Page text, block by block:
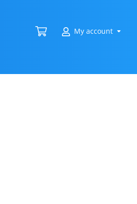
My account